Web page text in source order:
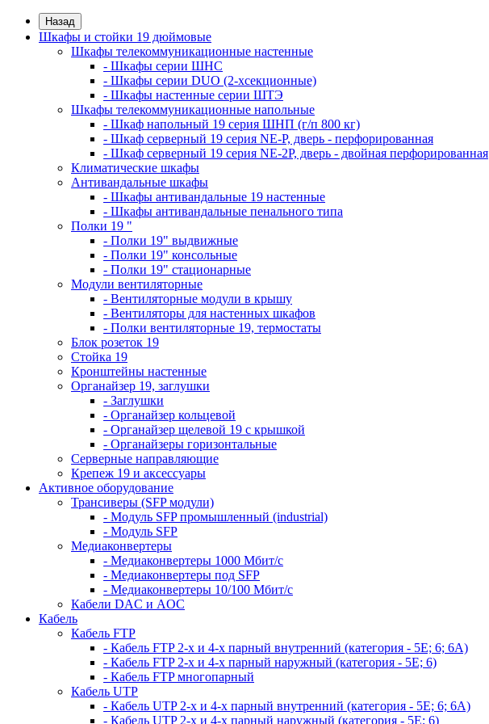
Назад
Шкафы и стойки 19 дюймовые
Шкафы телекоммуникационные настенные
- Шкафы серии ШНС
- Шкафы серии DUO (2-хсекционные)
- Шкафы настенные серии ШТЭ
Шкафы телекоммуникационные напольные
- Шкаф напольный 19 серия ШНП (г/п 800 кг)
- Шкаф серверный 19 серия NE-P, дверь - перфорированная
- Шкаф серверный 19 серия NE-2P, дверь - двойная перфорированная
Климатические шкафы
Антивандальные шкафы
- Шкафы антивандальные 19 настенные
- Шкафы антивандальные пенального типа
Полки 19 "
- Полки 19" выдвижные
- Полки 19" консольные
- Полки 19" стационарные
Модули вентиляторные
- Вентиляторные модули в крышу
- Вентиляторы для настенных шкафов
- Полки вентиляторные 19, термостаты
Блок розеток 19
Стойка 19
Кронштейны настенные
Органайзер 19, заглушки
- Заглушки
- Органайзер кольцевой
- Органайзер щелевой 19 с крышкой
- Органайзеры горизонтальные
Серверные направляющие
Крепеж 19 и аксессуары
Активное оборудование
Трансиверы (SFP модули)
- Модуль SFP промышленный (industrial)
- Модуль SFP
Медиаконвертеры
- Медиаконвертеры 1000 Мбит/с
- Медиаконвертеры под SFP
- Медиаконвертеры 10/100 Мбит/с
Кабели DAC и AOC
Кабель
Кабель FTP
- Кабель FTP 2-х и 4-х парный внутренний (категория - 5Е; 6; 6А)
- Кабель FTP 2-х и 4-х парный наружный (категория - 5Е; 6)
- Кабель FTP многопарный
Кабель UTP
- Кабель UTP 2-х и 4-х парный внутренний (категория - 5Е; 6; 6А)
- Кабель UTP 2-х и 4-х парный наружный (категория - 5Е; 6)